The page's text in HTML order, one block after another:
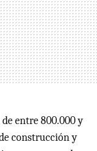
entre 800.000 y
construcción y